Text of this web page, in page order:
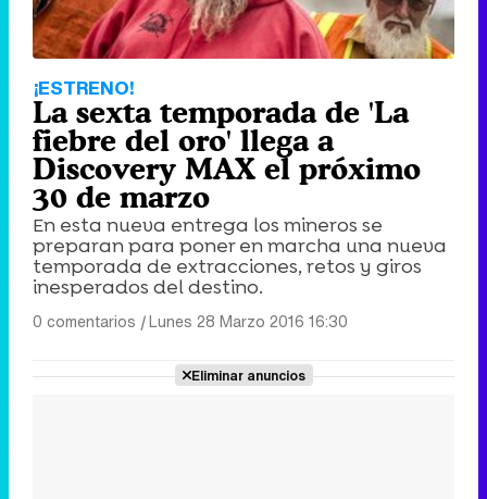
¡ESTRENO!
La sexta temporada de 'La
fiebre del oro' llega a
Discovery MAX el próximo
30 de marzo
En esta nueva entrega los mineros se
preparan para poner en marcha una nueva
temporada de extracciones, retos y giros
inesperados del destino.
0 comentarios |Lunes 28 Marzo 2016 16:30
Eliminar anuncios